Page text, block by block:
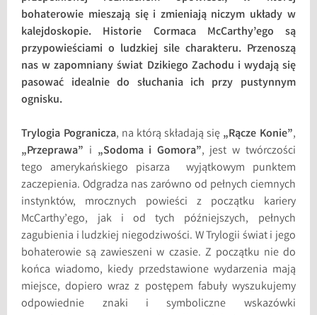
bohaterowie mieszają się i zmieniają niczym układy w
kalejdoskopie. Historie Cormaca McCarthy’ego są
przypowieściami o ludzkiej sile charakteru. Przenoszą
nas w zapomniany świat Dzikiego Zachodu i wydają się
pasować idealnie do słuchania ich przy pustynnym
ognisku.
Trylogia Pogranicza, na którą składają się „Rącze Konie”,
„Przeprawa” i „Sodoma i Gomora”, jest w twórczości
tego amerykańskiego pisarza wyjątkowym punktem
zaczepienia. Odgradza nas zarówno od pełnych ciemnych
instynktów, mrocznych powieści z początku kariery
McCarthy’ego, jak i od tych późniejszych, pełnych
zagubienia i ludzkiej niegodziwości. W Trylogii świat i jego
bohaterowie są zawieszeni w czasie. Z początku nie do
końca wiadomo, kiedy przedstawione wydarzenia mają
miejsce, dopiero wraz z postępem fabuły wyszukujemy
odpowiednie znaki i symboliczne wskazówki